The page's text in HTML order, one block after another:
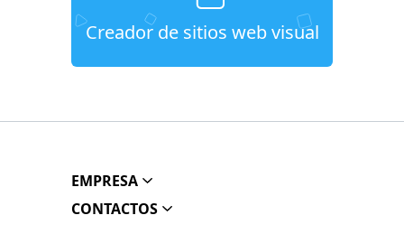
Creador de sitios web visual
EMPRESA
CONTACTOS